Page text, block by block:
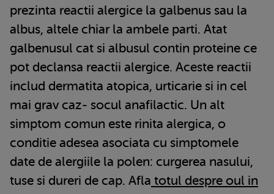
prezinta reactii alergice la galbenus sau la
albus, altele chiar la ambele parti. Atat
galbenusul cat si albusul contin proteine ce
pot declansa reactii alergice. Aceste reactii
includ dermatita atopica, urticarie si in cel
mai grav caz- socul anafilactic. Un alt
simptom comun este rinita alergica, o
conditie adesea asociata cu simptomele
date de alergiile la polen: curgerea nasului,
tuse si dureri de cap. Afla totul despre oul in